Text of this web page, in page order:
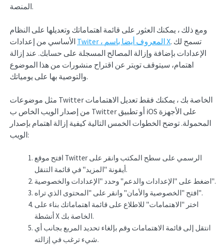
المنصة.
ومع ذلك ، يمكنك العثور على قائمة اهتماماتك وتعديلها على النظام
Twiter ، المعروف أيضا باسم X. تسمح لك
الإعدادات بإضافة وإزالة المصالح المسجلة على حسابك. عند إزالة
اهتمام، سيتوقف تويتر عن اقتراح منشورات من هذا الموضوع
والتوصية بها على يومياتك.
مثل موضوعات Twitter الخاصة بك ، يمكنك فقط تعديل الاهتمامات
من إصدار الويب الخاص ب Twitter أو تطبيق iOS على الأجهزة
المحمولة. توضح الخطوات الخمس التالية كيفية إزالة اهتمام بإصدار
الويب:
افتح موقع Twitter الرسمي على سطح المكتب وانقر على
أيقونة "المزيد" في قائمة التنقل.
اضغط على "الإعدادات والدعم" وحدد "الإعدادات والخصوصية".
افتح "الخصوصية والأمان" وانقر على "المحتوى الذي تراه".
اختر "الاهتمامات" للاطلاع على قائمة اهتماماتك بناء على
أنشطة X الخاصة بك.
انتقل إلى قائمة الاهتمامات وقم بإلغاء تحديد المربع بجانب أي
شيء ترغب في إزالته.